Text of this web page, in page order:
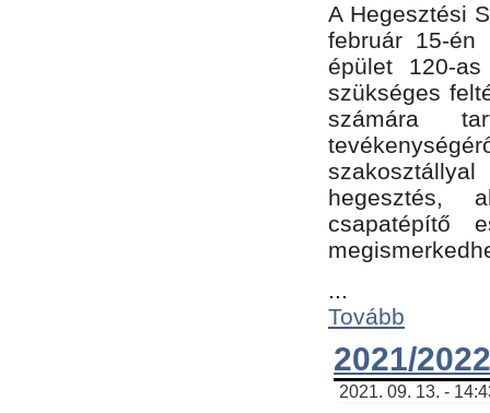
A Hegesztési
február 15-
épület 120-
szükséges
számára
hegesztés,
csapatépítő
...
Tovább
2021/
2021. 09. 13. -